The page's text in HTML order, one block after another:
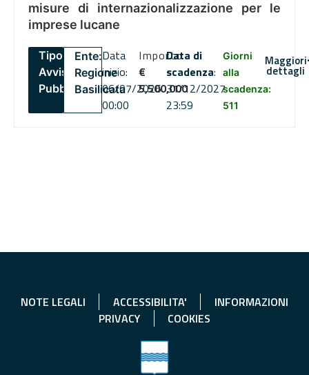
misure di internazionalizzazione per le
imprese lucane
Tipo:
Avviso
Pubblico
Ente:
Regione
Basilicata
Data
inizio:
06/07/2026
00:00
Importo
€
5,500,000
Data di
scadenza:
31/12/2027
23:59
Giorni
alla
scadenza:
511
Maggiori
dettagli
NOTE LEGALI ACCESSIBILITA'
INFORMAZIONI
PRIVACY
COOKIES